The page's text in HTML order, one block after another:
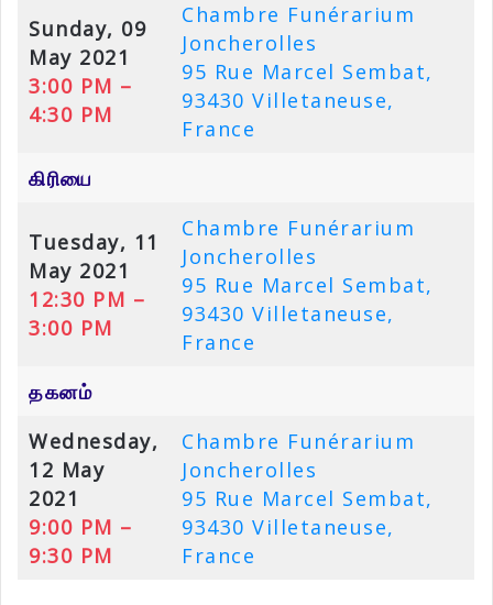
Sunday, 09
May 2021
3:00 PM –
4:30 PM
Chambre Funérarium
Joncherolles
95 Rue Marcel Sembat,
93430 Villetaneuse,
France
கிரியை
Tuesday, 11
May 2021
12:30 PM –
3:00 PM
Chambre Funérarium
Joncherolles
95 Rue Marcel Sembat,
93430 Villetaneuse,
France
தகனம்
Wednesday,
12 May
2021
9:00 PM –
9:30 PM
Chambre Funérarium
Joncherolles
95 Rue Marcel Sembat,
93430 Villetaneuse,
France